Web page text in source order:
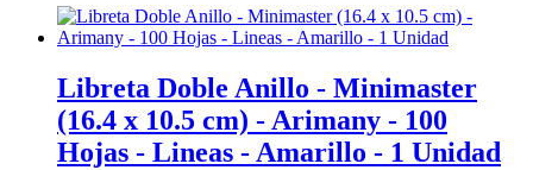
Libreta Doble Anillo - Minimaster
(16.4 x 10.5 cm) - Arimany - 100
Hojas - Lineas - Amarillo - 1 Unidad